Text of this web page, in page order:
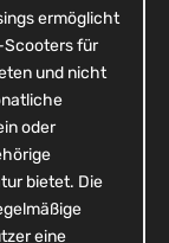
ermöglicht
Scooters für
und nicht
oder
bietet. Die
eine